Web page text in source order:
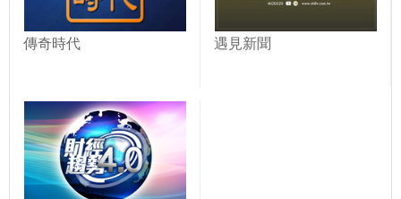
傳奇時代 遇見新聞